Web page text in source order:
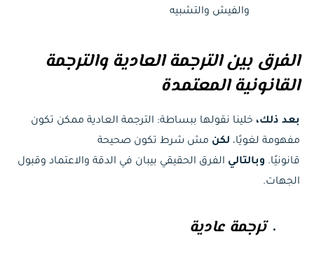
والفيش والتشبيه
الفرق بين الترجمة العادية والترجمة
القانونية المعتمدة
بعد ذلك، خلينا نقولها ببساطة: الترجمة العادية ممكن تكون
مفهومة لغويًا، لكن مش شرط تكون صحيحة
قانونيًا. وبالتالي الفرق الحقيقي بيبان في الدقة والاعتماد وقبول
الجهات.
ترجمة عادية